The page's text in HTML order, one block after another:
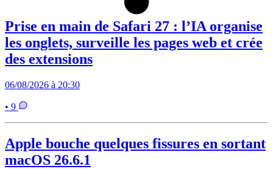
Prise en main de Safari 27 : l’IA organise
les onglets, surveille les pages web et crée
des extensions
06/08/2026 à 20:30
• 9
Apple bouche quelques fissures en sortant
macOS 26.6.1